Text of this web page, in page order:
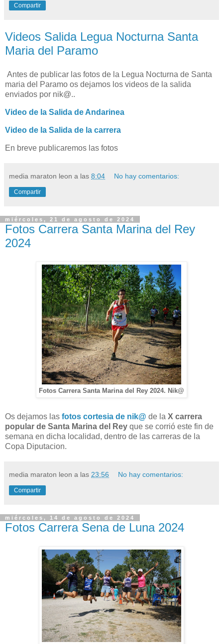
Compartir
Videos Salida Legua Nocturna Santa
Maria del Paramo
Antes de publicar las fotos de la Legua Nocturna de Santa
maria del Paramo os dejamos los videos de la salida
enviados por nik@..
Video de la Salida de Andarinea
Video de la Salida de la carrera
En breve publicaremos las fotos
media maraton leon a las 8:04 No hay comentarios:
Compartir
miércoles, 21 de agosto de 2024
Fotos Carrera Santa Marina del Rey
2024
Fotos Carrera Santa Marina del Rey 2024. Nik@
Os dejamos las fotos cortesia de nik@ de la X carrera
popular de Santa Marina del Rey que se corrió este fin de
semana en dicha localidad, dentro de las carreras de la
Copa Diputacion.
media maraton leon a las 23:56 No hay comentarios:
Compartir
miércoles, 14 de agosto de 2024
Fotos Carrera Sena de Luna 2024